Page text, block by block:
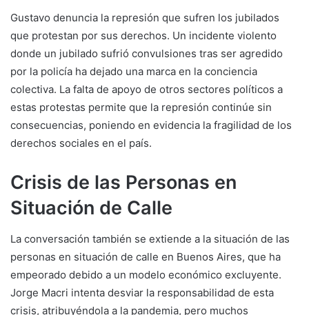
Gustavo denuncia la represión que sufren los jubilados
que protestan por sus derechos. Un incidente violento
donde un jubilado sufrió convulsiones tras ser agredido
por la policía ha dejado una marca en la conciencia
colectiva. La falta de apoyo de otros sectores políticos a
estas protestas permite que la represión continúe sin
consecuencias, poniendo en evidencia la fragilidad de los
derechos sociales en el país.
Crisis de las Personas en
Situación de Calle
La conversación también se extiende a la situación de las
personas en situación de calle en Buenos Aires, que ha
empeorado debido a un modelo económico excluyente.
Jorge Macri intenta desviar la responsabilidad de esta
crisis, atribuyéndola a la pandemia, pero muchos